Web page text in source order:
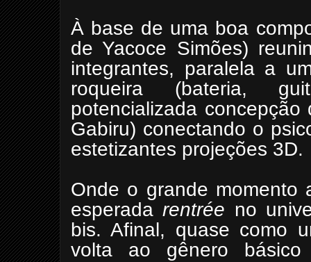
À base de uma boa
de Yacoce Simões)
integrantes, paralela a
roqueira (bateria,
potencializada
Gabiru) conectando o
estetizantes projeções 3D.
Onde o grande momento
esperadarentrée no
bis. Afinal, quase como
volta ao gênero básico